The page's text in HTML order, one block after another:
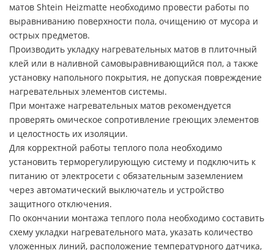
матов Shtein Heizmatte необходимо провести работы по
выравниванию поверхности пола, очищению от мусора и
острых предметов.
Производить укладку нагревательных матов в плиточный
клей или в наливной самовыравнивающийся пол, а также
установку напольного покрытия, не допуская повреждение
нагревательных элементов системы.
При монтаже нагревательных матов рекомендуется
проверять омическое сопротивление греющих элементов
и целостность их изоляции.
Для корректной работы теплого пола необходимо
установить терморегулирующую систему и подключить к
питанию от электросети с обязательным заземлением
через автоматический выключатель и устройство
защитного отключения.
По окончании монтажа теплого пола необходимо составить
схему укладки нагревательного мата, указать количество
уложенных линий, расположение температурного датчика,